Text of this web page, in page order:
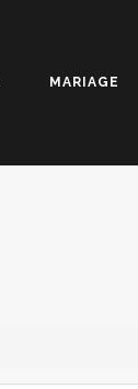
MARIAGE